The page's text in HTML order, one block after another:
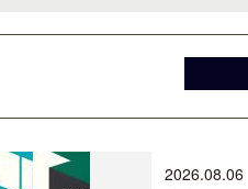
2026.08.06